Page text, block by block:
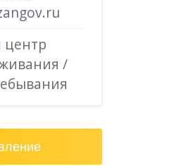
центр
/